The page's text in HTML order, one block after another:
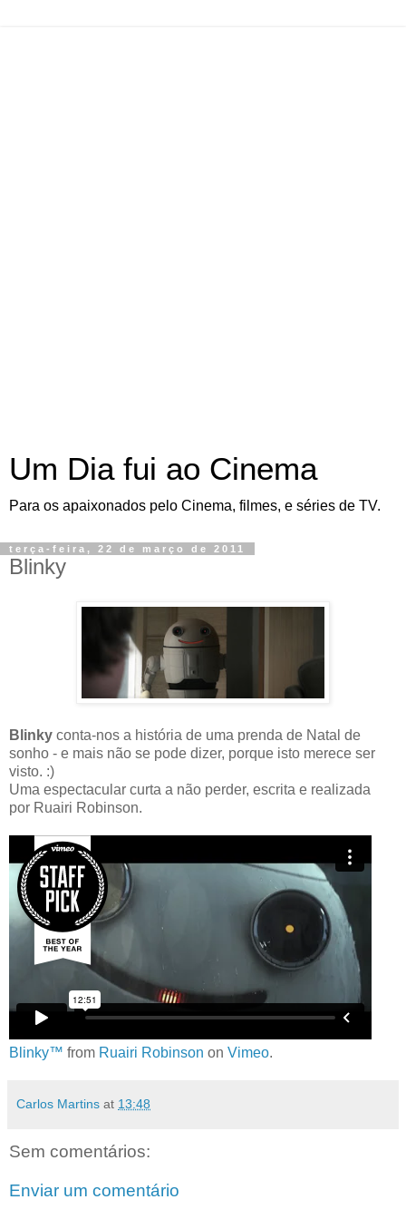
Um Dia fui ao Cinema
Para os apaixonados pelo Cinema, filmes, e séries de TV.
terça-feira, 22 de março de 2011
Blinky
Blinky conta-nos a história de uma prenda de Natal de
sonho - e mais não se pode dizer, porque isto merece ser
visto. :)
Uma espectacular curta a não perder, escrita e realizada
por Ruairi Robinson.
Blinky™ from Ruairi Robinson on Vimeo.
Carlos Martins at 13:48
Sem comentários:
Enviar um comentário